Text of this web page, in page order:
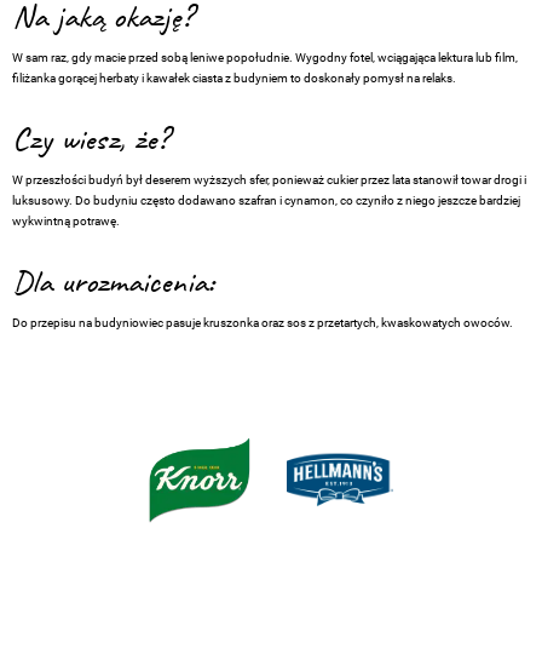
Na jaką okazję?
W sam raz, gdy macie przed sobą leniwe popołudnie. Wygodny fotel, wciągająca lektura lub film,
filiżanka gorącej herbaty i kawałek ciasta z budyniem to doskonały pomysł na relaks.
Czy wiesz, że?
W przeszłości budyń był deserem wyższych sfer, ponieważ cukier przez lata stanowił towar drogi i
luksusowy. Do budyniu często dodawano szafran i cynamon, co czyniło z niego jeszcze bardziej
wykwintną potrawę.
Dla urozmaicenia:
Do przepisu na budyniowiec pasuje kruszonka oraz sos z przetartych, kwaskowatych owoców.